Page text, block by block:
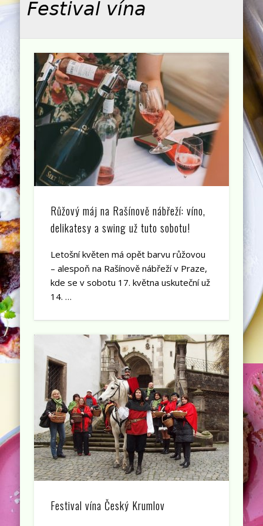
Festival vína
Růžový máj na Rašínově nábřeží: víno,
delikatesy a swing už tuto sobotu!
Letošní květen má opět barvu růžovou
– alespoň na Rašínově nábřeží v Praze,
kde se v sobotu 17. května uskuteční už
14. …
Festival vína Český Krumlov